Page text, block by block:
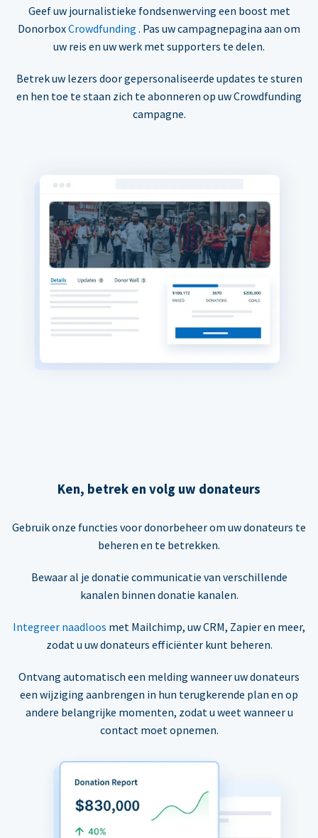
Geef uw journalistieke fondsenwerving een boost met
DonorboxCrowdfunding . Pas uw campagnepagina aan om
uw reis en uw werk met supporters te delen.
Betrek uw lezers door gepersonaliseerde updates te sturen
en hen toe te staan zich te abonneren op uw Crowdfunding
campagne.
Ken, betrek en volg uw donateurs
Gebruik onze functies voor donorbeheer om uw donateurs te
beheren en te betrekken.
Bewaar al je donatie communicatie van verschillende
kanalen binnen donatie kanalen.
Integreer naadloos met Mailchimp, uw CRM, Zapier en meer,
zodat u uw donateurs efficiënter kunt beheren.
Ontvang automatisch een melding wanneer uw donateurs
een wijziging aanbrengen in hun terugkerende plan en op
andere belangrijke momenten, zodat u weet wanneer u
contact moet opnemen.